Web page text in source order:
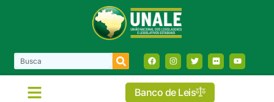
Banco de Leis